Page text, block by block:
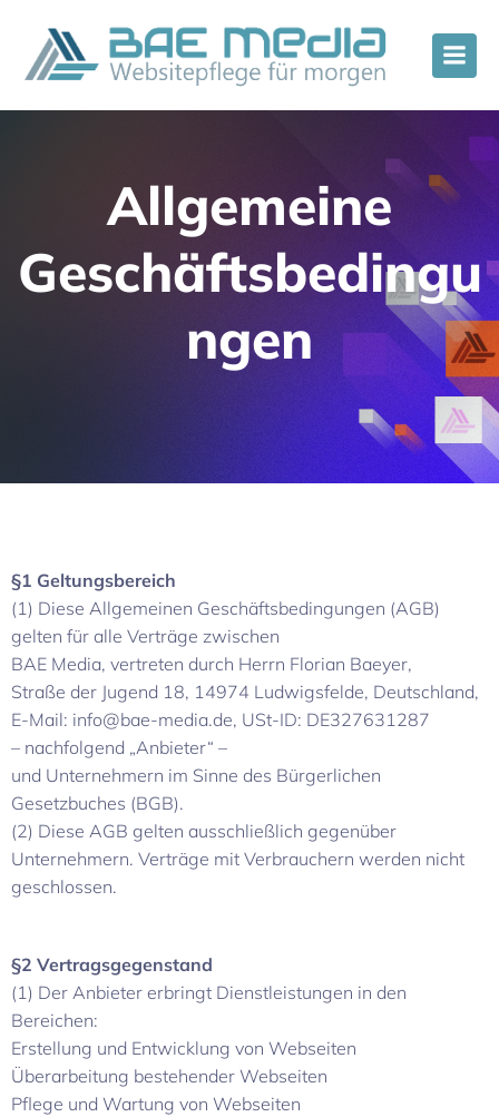
Allgemeine
Geschäftsbedingu
ngen
§1 Geltungsbereich
(1) Diese Allgemeinen Geschäftsbedingungen (AGB)
gelten für alle Verträge zwischen
BAE Media, vertreten durch Herrn Florian Baeyer,
Straße der Jugend 18, 14974 Ludwigsfelde, Deutschland,
E-Mail: info@bae-media.de, USt-ID: DE327631287
– nachfolgend „Anbieter“ –
und Unternehmern im Sinne des Bürgerlichen
Gesetzbuches (BGB).
(2) Diese AGB gelten ausschließlich gegenüber
Unternehmern. Verträge mit Verbrauchern werden nicht
geschlossen.
§2 Vertragsgegenstand
(1) Der Anbieter erbringt Dienstleistungen in den
Bereichen:
Erstellung und Entwicklung von Webseiten
Überarbeitung bestehender Webseiten
Pflege und Wartung von Webseiten